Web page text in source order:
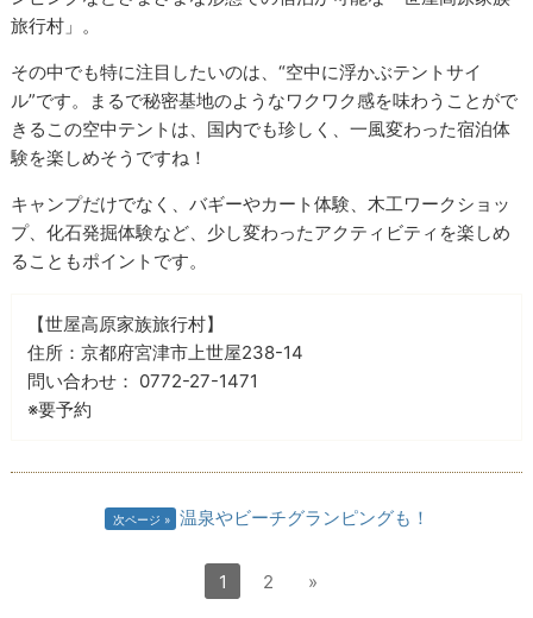
旅行村」。
その中でも特に注目したいのは、“空中に浮かぶテントサイ
ル”です。まるで秘密基地のようなワクワク感を味わうことがで
きるこの空中テントは、国内でも珍しく、一風変わった宿泊体
験を楽しめそうですね！
キャンプだけでなく、バギーやカート体験、木工ワークショッ
プ、化石発掘体験など、少し変わったアクティビティを楽しめ
ることもポイントです。
【世屋高原家族旅行村】
住所：京都府宮津市上世屋238-14
問い合わせ： 0772-27-1471
※要予約
次ページ 温泉やビーチグランピングも！
1 2 »